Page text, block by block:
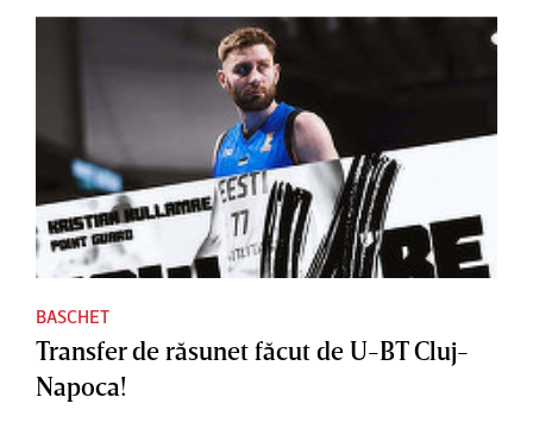
BASCHET
Transfer de răsunet făcut de U-BT Cluj-
Napoca!